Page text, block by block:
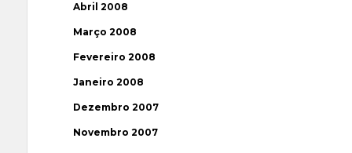
Abril 2008
Março 2008
Fevereiro 2008
Janeiro 2008
Dezembro 2007
Novembro 2007